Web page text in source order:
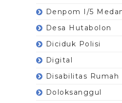
Denpom I/5
Desa Hutabolon
Diciduk Polisi
Digital
Disabilitas Rumah
Doloksanggul